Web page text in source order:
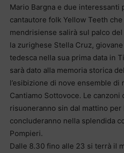
Mario Bargna e due interessanti
cantautore folk Yellow Teeth
mendrisiense salirà sul palco
la zurighese Stella Cruz,
tedesca nella sua prima data in
sarà dato alla memoria storica
l’esibizione di nove ensemble di
Cantiamo Sottovoce. Le canzoni
risuoneranno sin dal mattino
concluderanno nella splendida
Pompieri.
Dalle 8.30 fino alle 23 si terrà il